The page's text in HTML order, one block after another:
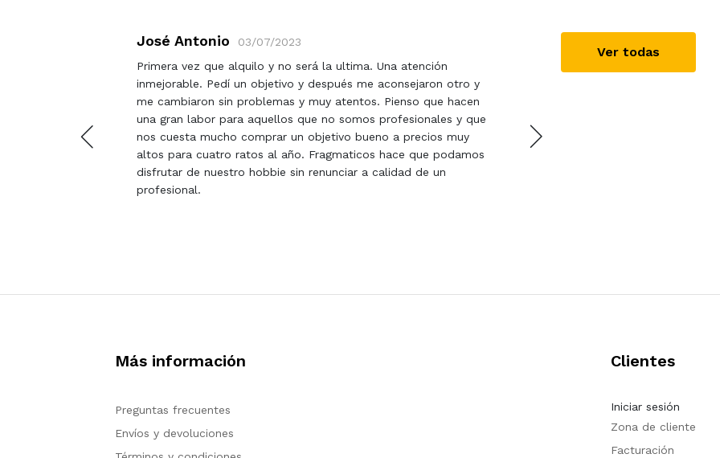
José Antonio
03/07/2023
Primera vez que alquilo y no será la ultima. Una atención
inmejorable. Pedí un objetivo y después me aconsejaron otro y
me cambiaron sin problemas y muy atentos. Pienso que hacen
una gran labor para aquellos que no somos profesionales y que
nos cuesta mucho comprar un objetivo bueno a precios muy
altos para cuatro ratos al año. Fragmaticos hace que podamos
disfrutar de nuestro hobbie sin renunciar a calidad de un
profesional.
Ver todas
Más información
Preguntas frecuentes
Envíos y devoluciones
Clientes
Iniciar sesión
Zona de cliente
Facturación